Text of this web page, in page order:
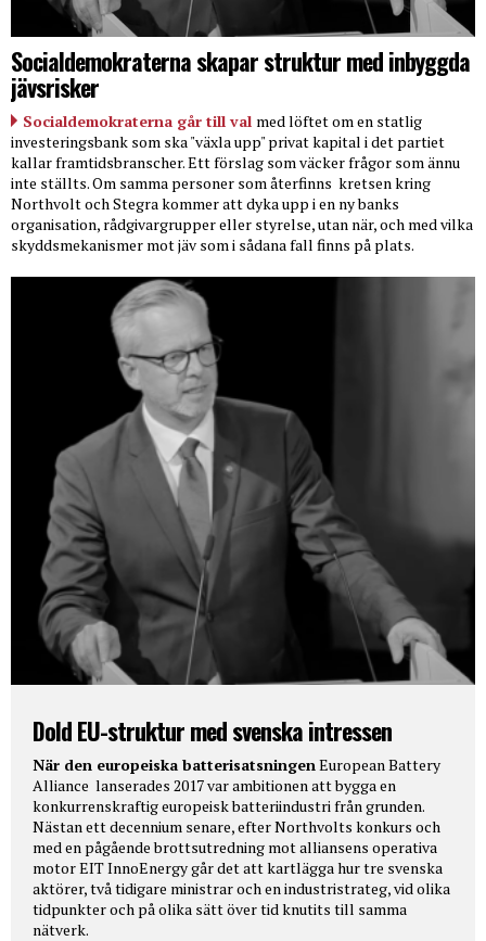
Socialdemokraterna skapar struktur med inbyggda
jävsrisker
Socialdemokraterna går till val med löftet om en statlig
investeringsbank som ska "växla upp" privat kapital i det partiet
kallar framtidsbranscher. Ett förslag som väcker frågor som ännu
inte ställts. Om samma personer som återfinns kretsen kring
Northvolt och Stegra kommer att dyka upp i en ny banks
organisation, rådgivargrupper eller styrelse, utan när, och med vilka
skyddsmekanismer mot jäv som i sådana fall finns på plats.
Dold EU-struktur med svenska intressen
När den europeiska batterisatsningen European Battery
Alliance lanserades 2017 var ambitionen att bygga en
konkurrenskraftig europeisk batteriindustri från grunden.
Nästan ett decennium senare, efter Northvolts konkurs och
med en pågående brottsutredning mot alliansens operativa
motor EIT InnoEnergy går det att kartlägga hur tre svenska
aktörer, två tidigare ministrar och en industristrateg, vid olika
tidpunkter och på olika sätt över tid knutits till samma
nätverk.